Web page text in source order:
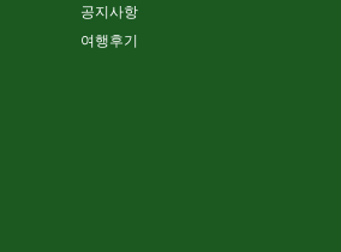
공지사항
여행후기